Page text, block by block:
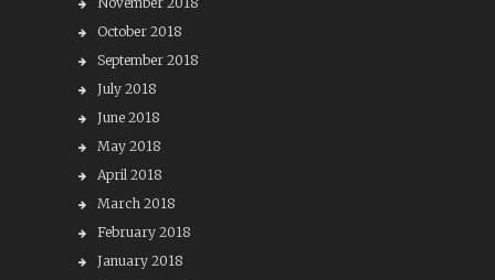
October 2018
September 2018
July 2018
June 2018
May 2018
April 2018
March 2018
February 2018
January 2018